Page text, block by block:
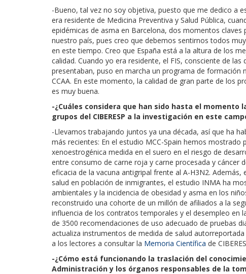
-Bueno, tal vez no soy objetiva, puesto que me dedico a
era residente de Medicina Preventiva y Salud Pública,
epidémicas de asma en Barcelona, dos momentos
nuestro país, pues creo que debemos sentirnos todos
en este tiempo. Creo que España está a la altura de los
calidad. Cuando yo era residente, el FIS, consciente de
presentaban, puso en marcha un programa de
CCAA. En este momento, la calidad de gran parte de los
es muy buena.
-¿Cuáles considera que han sido hasta el momento
grupos del CIBERESP a la investigación en este
-Llevamos trabajando juntos ya una década, así que ha
más recientes: En el estudio MCC-Spain hemos mostrado
xenoestrogénica medida en el suero en el riesgo de
entre consumo de carne roja y carne procesada y cáncer
eficacia de la vacuna antigripal frente al A-H3N2.
salud en población de inmigrantes, el estudio INMA ha
ambientales y la incidencia de obesidad y asma en los
reconstruido una cohorte de un millón de afiliados a la
influencia de los contratos temporales y el desempleo en
de 3500 recomendaciones de uso adecuado de pruebas
actualiza instrumentos de medida de salud
a los lectores a consultar la Memoria Científica de
-¿Cómo está funcionando la traslación del
Administración y los órganos responsables de la